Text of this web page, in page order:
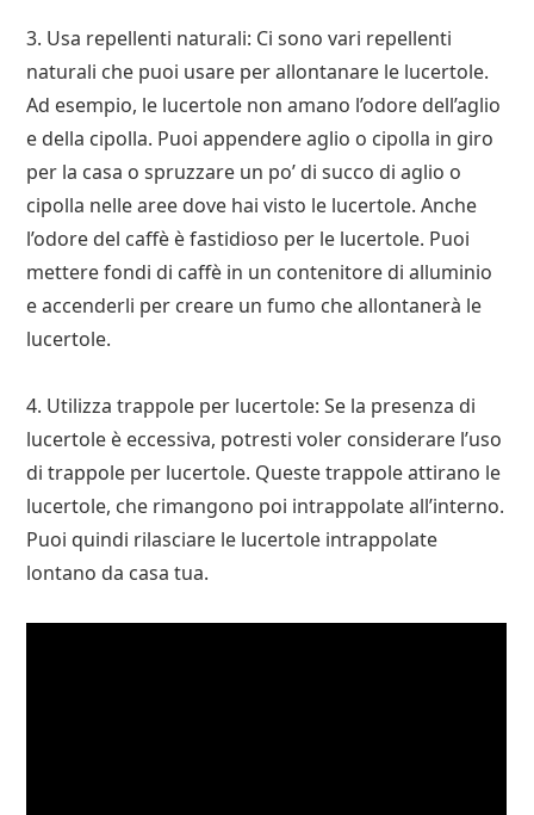
3. Usa repellenti naturali: Ci sono vari repellenti
naturali che puoi usare per allontanare le lucertole.
Ad esempio, le lucertole non amano l’odore dell’aglio
e della cipolla. Puoi appendere aglio o cipolla in giro
per la casa o spruzzare un po’ di succo di aglio o
cipolla nelle aree dove hai visto le lucertole. Anche
l’odore del caffè è fastidioso per le lucertole. Puoi
mettere fondi di caffè in un contenitore di alluminio
e accenderli per creare un fumo che allontanerà le
lucertole.
4. Utilizza trappole per lucertole: Se la presenza di
lucertole è eccessiva, potresti voler considerare l’uso
di trappole per lucertole. Queste trappole attirano le
lucertole, che rimangono poi intrappolate all’interno.
Puoi quindi rilasciare le lucertole intrappolate
lontano da casa tua.